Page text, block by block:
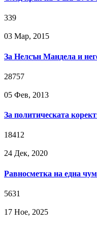
339
03 Мар, 2015
За Нелсън Мандела и
28757
05 Фев, 2013
За политическата
18412
24 Дек, 2020
Равносметка на една
5631
17 Ное, 2025